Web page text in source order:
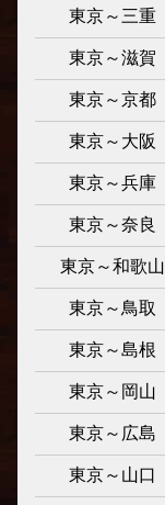
東京～三重
東京～滋賀
東京～京都
東京～大阪
東京～兵庫
東京～奈良
東京～和歌山
東京～鳥取
東京～島根
東京～岡山
東京～広島
東京～山口